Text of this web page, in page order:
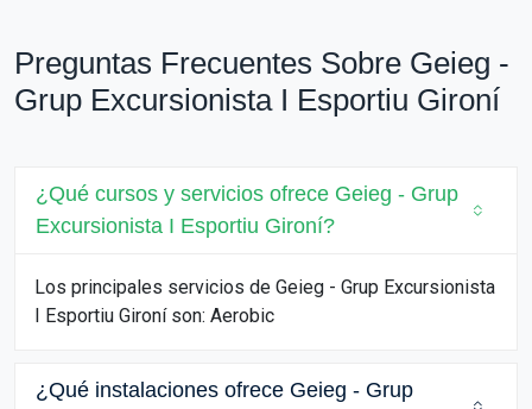
Preguntas Frecuentes Sobre Geieg -
Grup Excursionista I Esportiu Gironí
¿Qué cursos y servicios ofrece Geieg - Grup
Excursionista I Esportiu Gironí?
Los principales servicios de Geieg - Grup Excursionista
I Esportiu Gironí son: Aerobic
¿Qué instalaciones ofrece Geieg - Grup